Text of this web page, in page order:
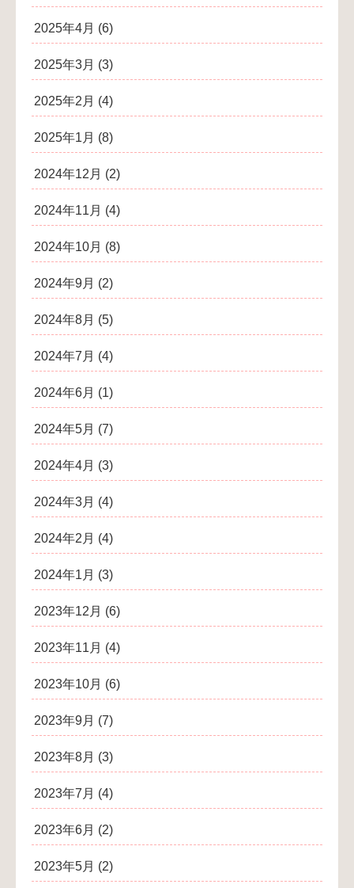
2025年4月 (6)
2025年3月 (3)
2025年2月 (4)
2025年1月 (8)
2024年12月 (2)
2024年11月 (4)
2024年10月 (8)
2024年9月 (2)
2024年8月 (5)
2024年7月 (4)
2024年6月 (1)
2024年5月 (7)
2024年4月 (3)
2024年3月 (4)
2024年2月 (4)
2024年1月 (3)
2023年12月 (6)
2023年11月 (4)
2023年10月 (6)
2023年9月 (7)
2023年8月 (3)
2023年7月 (4)
2023年6月 (2)
2023年5月 (2)